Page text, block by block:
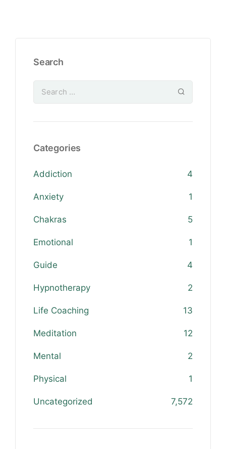
Search
Categories
Addiction 4
Anxiety 1
Chakras 5
Emotional 1
Guide 4
Hypnotherapy 2
Life Coaching 13
Meditation 12
Mental 2
Physical 1
Uncategorized 7,572